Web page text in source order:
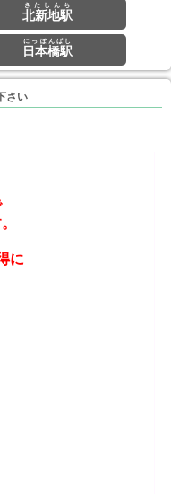
北新地駅
きたしんち
日本橋駅
にっぽんばし
さい
に